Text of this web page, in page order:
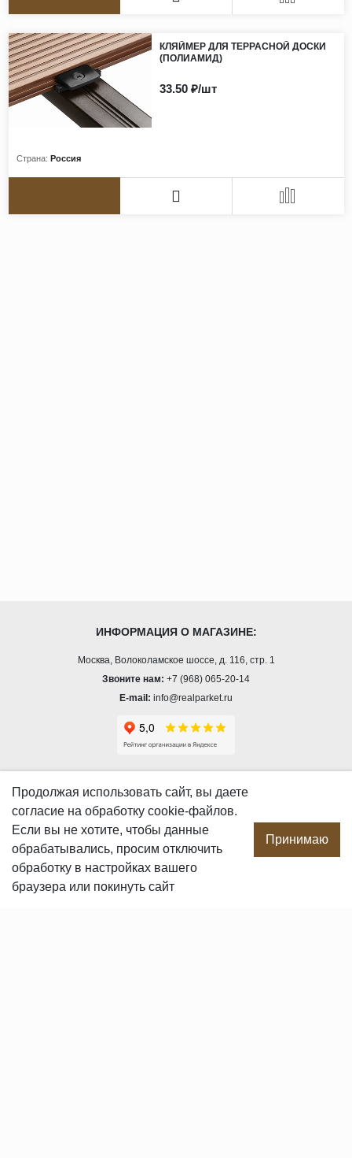
КЛЯЙМЕР ДЛЯ ТЕРРАСНОЙ ДОСКИ
(ПОЛИАМИД)
Страна: Россия
33.50 ₽/шт
ИНФОРМАЦИЯ О МАГАЗИНЕ:
Москва, Волоколамское шоссе, д. 116, стр. 1
Звоните нам: +7 (968) 065-20-14
E-mail: info@realparket.ru
О компании
Производство
Сотрудничество
Сертификаты продукции
Вакансии
Продолжая использовать сайт, вы даете
согласие на обработку cookie-файлов.
Если вы не хотите, чтобы данные
обрабатывались, просим отключить
обработку в настройках вашего
браузера или покинуть сайт
Принимаю